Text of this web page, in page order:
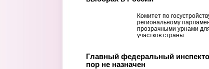
Комитет по
региональному
прозрачными урнами
участков страны.
Главный федеральный
пор не назначен